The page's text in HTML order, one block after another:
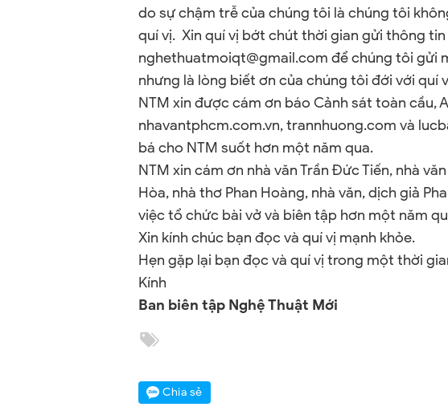
do sự chậm trễ của chúng tôi là chúng tôi
quí vị. Xin quí vị bớt chút thời gian gửi thông
nghethuatmoiqt@gmail.com để chúng tôi gửi
nhưng là lòng biết ơn của chúng tôi đới với quí
NTM xin được cám ơn báo Cảnh sát toàn cầu,
nhavantphcm.com.vn, trannhuong.com và
bá cho NTM suốt hơn một năm qua.
NTM xin cám ơn nhà văn Trần Đức Tiến, nhà
Hòa, nhà thơ Phan Hoàng, nhà văn, dịch giả
việc tổ chức bài vở và biên tập hơn một năm
Xin kính chúc bạn đọc và quí vị mạnh khỏe.
Hẹn gặp lại bạn đọc và quí vị trong một thời
Kính
Ban biên tập Nghệ Thuật Mới
Chia sẻ